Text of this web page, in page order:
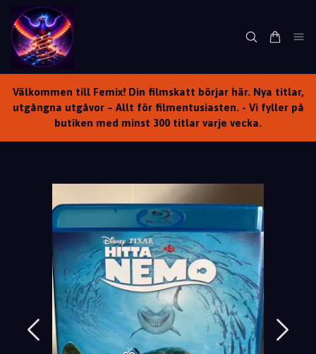
Välkommen till Femix! Din filmskatt börjar här. Nya titlar,
utgångna utgåvor – Allt för filmentusiasten. - Vi fyller på
butiken med minst 300 titlar varje vecka.